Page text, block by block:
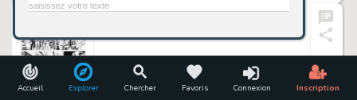
Accueil Explorer Chercher Favoris Connexion Inscription
25/07/2021
go premium